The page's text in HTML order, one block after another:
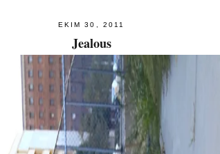
EKIM 30, 2011
Jealous